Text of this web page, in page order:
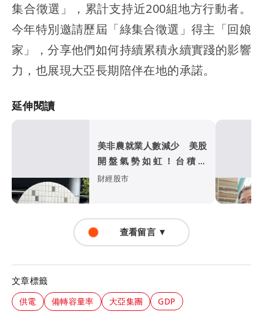
集合徵選」，累計支持近200組地方行動者。
今年特別邀請歷屆「綠集合徵選」得主「回娘
家」，分享他們如何持續累積永續實踐的影響
力，也展現大亞長期陪伴在地的承諾。
延伸閱讀
美非農就業人數減少 美股
開盤氣勢如虹！台積電
ADR上漲
財經股市
查看留言 ▼
文章標籤
供電 備轉容量率 大亞集團 GDP